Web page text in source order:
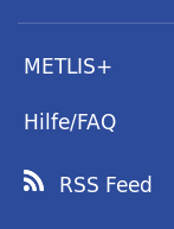
METLIS+
Hilfe/FAQ
RSS Feed